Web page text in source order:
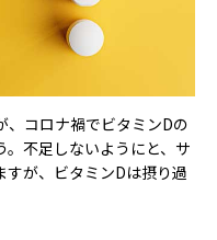
、コロナ禍でビタミンDの
不足しないようにと、サ
すが、ビタミンDは摂り過